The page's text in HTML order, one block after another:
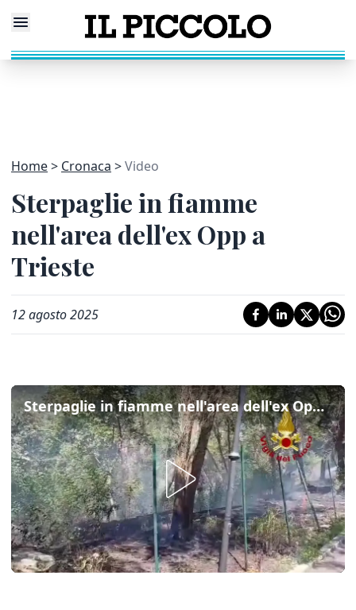
Home Cronaca Video
Sterpaglie in fiamme
nell'area dell'ex Opp a
Trieste
12 agosto 2025
Sterpaglie in fiamme nell'area dell'ex Opp a Trieste